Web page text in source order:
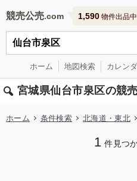
競売公売 1,590 物件出品中
ホーム 地図検索 カレン
宮城県仙台市泉区の競
ホーム 条件検索 北海道・東北
1 件見つ